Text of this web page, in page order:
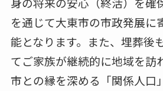
を通じて大東市の市政発展に
能となります。また、埋葬後
てご家族が継続的に地域を訪
市との縁を深める「関係人口